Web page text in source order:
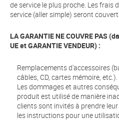
de service le plus proche. Les frais
service (aller simple) seront
LA GARANTIE NE COUVRE PAS
UE et GARANTIE VENDEUR) :
Remplacements d'accessoires
câbles, CD, cartes mémoire, etc.).
Les dommages et autres
produit est utilisé de manière
clients sont invités à prendre
les instructions pour une